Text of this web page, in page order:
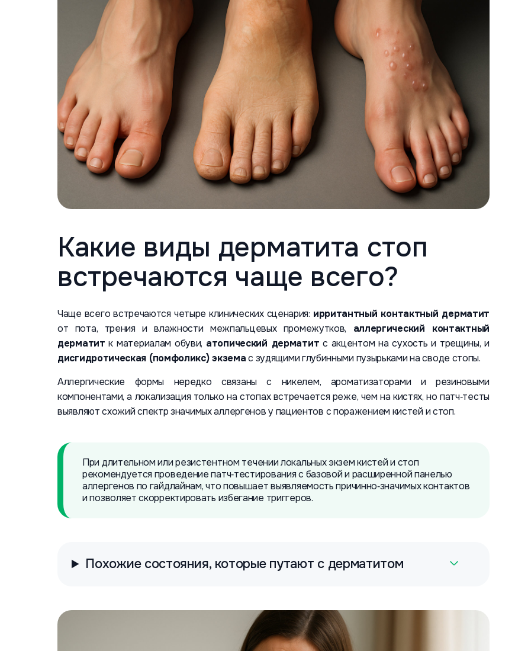
Какие виды дерматита стоп
встречаются чаще всего?
Чаще всего встречаются четыре клинических сценария: ирритантный контактный дерматит
от пота, трения и влажности межпальцевых промежутков, аллергический контактный
дерматит к материалам обуви, атопический дерматит с акцентом на сухость и трещины, и
дисгидротическая (помфоликс) экземас зудящими глубинными пузырьками на своде стопы.
Аллергические формы нередко связаны с никелем, ароматизаторами и резиновыми
компонентами, а локализация только на стопах встречается реже, чем на кистях, но патч‑тесты
выявляют схожий спектр значимых аллергенов у пациентов с поражением кистей и стоп.
При длительном или резистентном течении локальных экзем кистей и стоп
рекомендуется проведение патч‑тестирования с базовой и расширенной панелью
аллергенов по гайдлайнам, что повышает выявляемость причинно‑значимых контактов
и позволяет скорректировать избегание триггеров.
Похожие состояния, которые путают с дерматитом